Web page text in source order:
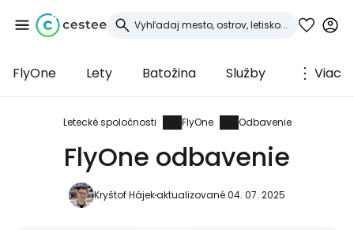
FlyOne Lety Batožina Služby Viac
Letecké spoločnosti FlyOne Odbavenie
FlyOne odbavenie
Kryštof Hájekaktualizované 04. 07. 2025
Prihláste sa do
služby Cestee
... celosvetovej komunity cestovateľov